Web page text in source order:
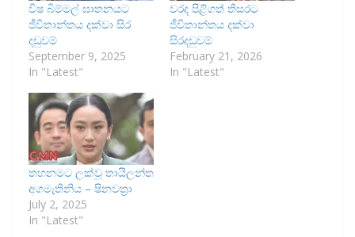
විෂ බිම්මල් ඝාතනයට
ජීවිතාන්තය දක්වා සිර
දඩුවම්
September 9, 2025
In "Latest"
වරද පිළිගත් තිසරට
ජීවිතාන්තය දක්වා
සිරදඩුවම්
February 21, 2026
In "Latest"
තහනමට ලක්වූ තායිලන්ත
අගමැතිනිය – ෂිනවත්‍රා
July 2, 2025
In "Latest"